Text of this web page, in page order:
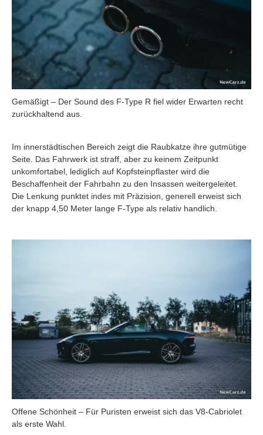
Gemäßigt – Der Sound des F-Type R fiel wider Erwarten recht
zurückhaltend aus.
Im innerstädtischen Bereich zeigt die Raubkatze ihre gutmütige
Seite. Das Fahrwerk ist straff, aber zu keinem Zeitpunkt
unkomfortabel, lediglich auf Kopfsteinpflaster wird die
Beschaffenheit der Fahrbahn zu den Insassen weitergeleitet.
Die Lenkung punktet indes mit Präzision, generell erweist sich
der knapp 4,50 Meter lange F-Type als relativ handlich.
Offene Schönheit – Für Puristen erweist sich das V8-Cabriolet
als erste Wahl.